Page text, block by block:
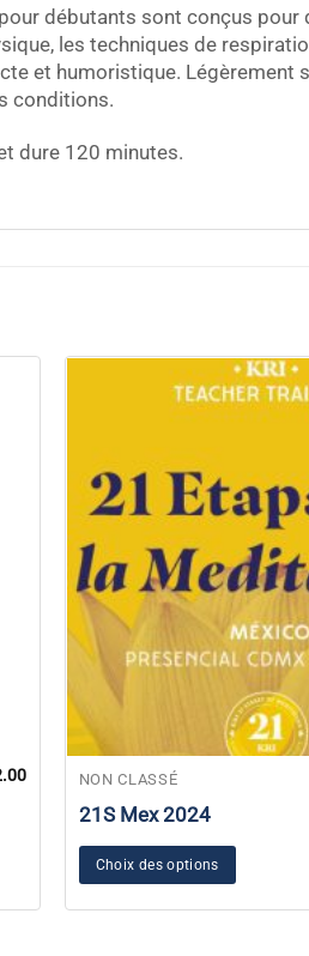
débutants sont conçus
les techniques de
et humoristique.
conditions.
dure 120 minutes.
NON CLASSÉ
21S Mex 2024
Choix des options